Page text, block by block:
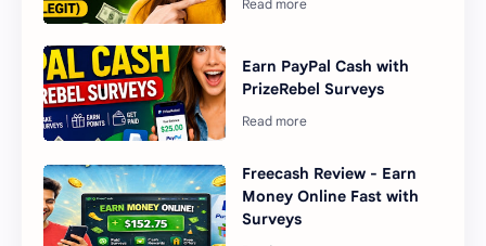
Earn PayPal Cash with
PrizeRebel Surveys
Freecash Review - Earn
Money Online Fast with
Surveys